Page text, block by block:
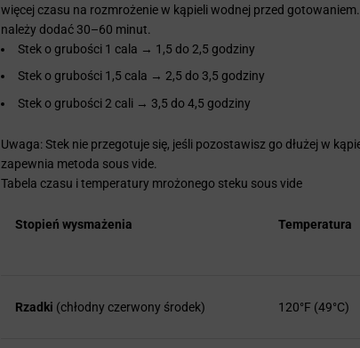
więcej czasu na rozmrożenie w kąpieli wodnej przed
należy dodać 30–60 minut.
Stek o grubości 1 cala → 1,5 do 2,5 godziny
Stek o grubości 1,5 cala → 2,5 do 3,5 godziny
Stek o grubości 2 cali → 3,5 do 4,5 godziny
Uwaga: Stek nie przegotuje się, jeśli pozostawisz go dłużej w
zapewnia metoda sous vide.
Tabela czasu i temperatury mrożonego steku sous vide
Stopień wysmażenia Temperatura
Rzadki (chłodny czerwony środek) 120°F (49°C)